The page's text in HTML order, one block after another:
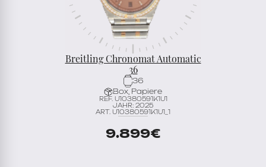
Breitling Chronomat Automatic
36
36
Box, Papiere
REF. U10380591K1U1
JAHR: 2025
ART. U10380591K1U1_1
9.899€